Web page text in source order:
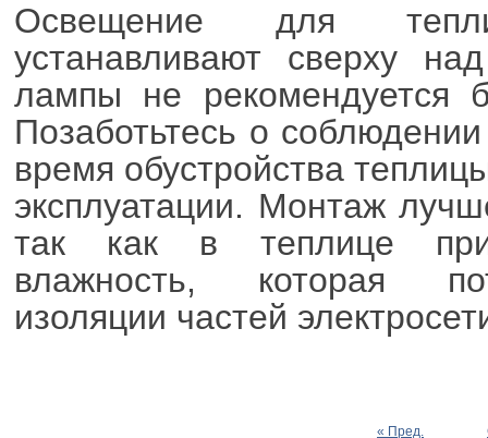
Освещение для
устанавливают сверху
лампы не рекомендуется
Позаботьтесь о
время обустройства
эксплуатации. Монтаж
так как в теплице
влажность, которая
изоляции частей
« Пред.